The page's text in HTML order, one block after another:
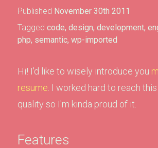
Published November 30th 2011
Tagged code, design, development,
php, semantic, wp-imported
Hi! I'd like to wisely introduce you
resume . I worked hard to reach
quality so I'm kinda proud of it.
Features